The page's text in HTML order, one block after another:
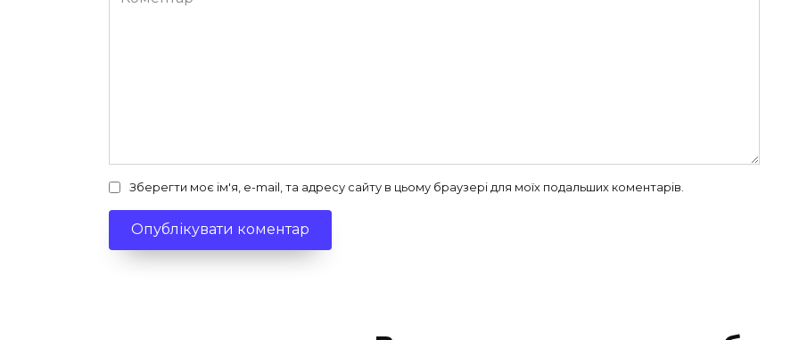
Зберегти моє ім'я, e-mail, та адресу сайту в цьому браузері для моїх подальших коментарів.